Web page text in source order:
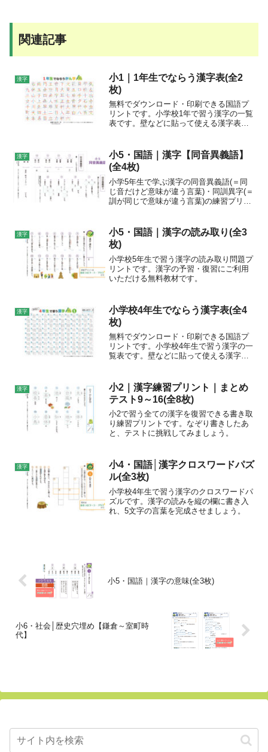
関連記事
漢字
小1｜1年生でならう漢字表(全2
枚)
無料でダウンロード・印刷できる国語プ
リントです。小学校1年で習う漢字の一覧
表です。壁などに貼って使える漢字表
さい。プリントの特徴書き順表記付き。
漢字表は、5画目まで色...
漢字
小5・国語｜漢字【同音異義語】
(全4枚)
小学5年生で学ぶ漢字の同音異義語(＝同
じ音だけど意味が違う言葉)・同訓異字(＝
訓が同じで意味が違う言葉)の練習プリン
漢字
小5・国語｜漢字の読み取り(全3
枚)
小学校5年生で習う漢字の読み取り問題プ
リントです。漢字の予習・復習にご利用
いただける無料教材です。
漢字
小学校4年生でならう漢字表(全4
枚)
無料でダウンロード・印刷できる国語プ
リントです。小学校4年生で習う漢字の一
覧表です。壁などに貼って使える漢字表
覚えましょう。各漢字の総画数と1画目を
載せています。...
漢字
小2｜漢字練習プリント｜まとめ
テスト9～16(全8枚)
小2で習う全ての漢字を復習できる書き取
り練習プリントです。なぞり書きしたあ
と、テストに挑戦してみましょう。
漢字
小4・国語│漢字クロスワードパズ
ル(全3枚)
小学校4年生で習う漢字のクロスワードパ
ズルです。漢字の読みを縦の欄に書き入
れ、5文字の言葉を完成させましょう。
小5・国語｜漢字の意味(全3枚)
小6・社会│歴史穴埋め【鎌倉～室町時
代】